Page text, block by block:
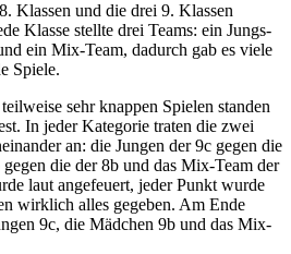
Klassen und die drei 9. Klassen
Klasse stellte drei Teams: ein Jungs-
ein Mix-Team, dadurch gab es viele
Spiele.
sehr knappen Spielen standen
In jeder Kategorie traten die zwei
an: die Jungen der 9c gegen die
die der 8b und das Mix-Team der
laut angefeuert, jeder Punkt wurde
wirklich alles gegeben. Am Ende
9c, die Mädchen 9b und das Mix-